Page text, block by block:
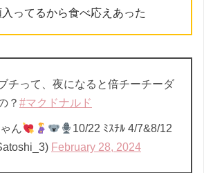
入ってるから食べ応えあった
チって、夜になると倍チーチーダ
？ #マクドナルド
ん
10/22 ﾐｽﾁﾙ 4/7&8/12
February 28, 2024